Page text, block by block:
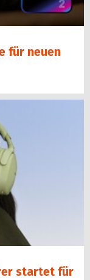
für neuen
startet für